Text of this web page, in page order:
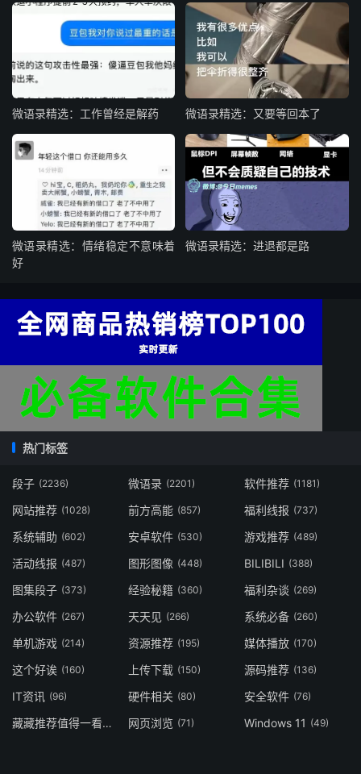
微语录精选：工作曾经是解药 微语录精选：又要等回本了
微语录精选：情绪稳定不意味着
好
微语录精选：进退都是路
热门标签
段子 (2236) 微语录 (2201) 软件推荐 (1181)
网站推荐 (1028) 前方高能 (857) 福利线报 (737)
系统辅助 (602) 安卓软件 (530) 游戏推荐 (489)
活动线报 (487) 图形图像 (448) BILIBILI (388)
图集段子 (373) 经验秘籍 (360) 福利杂谈 (269)
办公软件 (267) 天天见 (266) 系统必备 (260)
单机游戏 (214) 资源推荐 (195) 媒体播放 (170)
这个好诶 (160) 上传下载 (150) 源码推荐 (136)
IT资讯 (96) 硬件相关 (80) 安全软件 (76)
藏藏推荐值得一看 网页浏览 (71) Windows 11 (49)